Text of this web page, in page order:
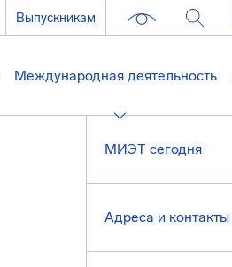
Выпускникам
Международная деятельность
МИЭТ сегодня
Адреса и контакты